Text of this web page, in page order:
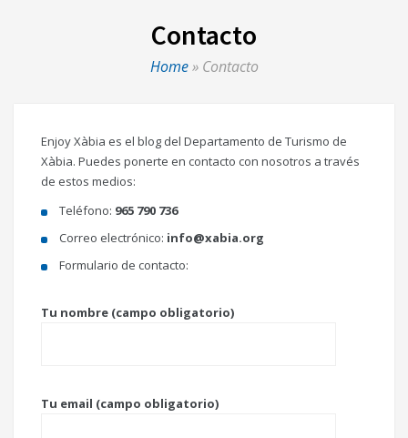
Contacto
Home» Contacto
Enjoy Xàbia es el blog del Departamento de Turismo de
Xàbia. Puedes ponerte en contacto con nosotros a través
de estos medios:
Teléfono: 965 790 736
Correo electrónico: info@xabia.org
Formulario de contacto:
Tu nombre (campo obligatorio)
Tu email (campo obligatorio)